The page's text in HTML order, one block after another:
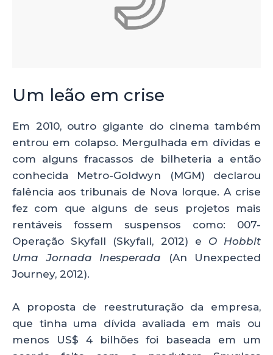
Um leão em crise
Em 2010, outro gigante do cinema também
entrou em colapso. Mergulhada em dívidas e
com alguns fracassos de bilheteria a então
conhecida Metro-Goldwyn (MGM) declarou
falência aos tribunais de Nova Iorque. A crise
fez com que alguns de seus projetos mais
rentáveis fossem suspensos como: 007-
Operação Skyfall (Skyfall, 2012) e O Hobbit
Uma Jornada Inesperada (An Unexpected
Journey, 2012).
A proposta de reestruturação da empresa,
que tinha uma dívida avaliada em mais ou
menos US$ 4 bilhões foi baseada em um